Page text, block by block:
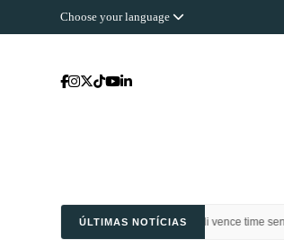
Choose your language
ÚLTIMAS NOTÍCIAS
Saudi vence time sensação e é bi campeão da